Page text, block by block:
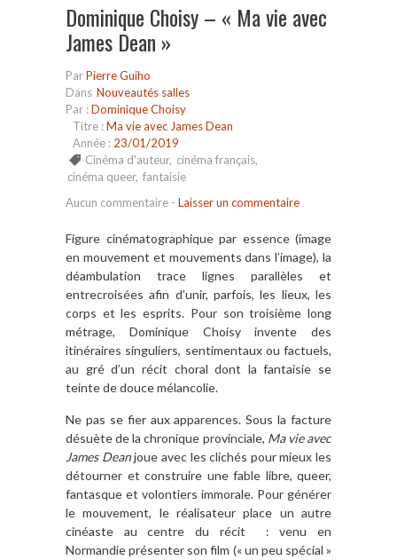
Dominique Choisy – « Ma vie avec
James Dean »
ParPierre Guiho
Dans Nouveautés salles
Par :Dominique Choisy
Titre :Ma vie avec James Dean
Année : 23/01/2019
Cinéma d'auteur, cinéma français,
cinéma queer, fantaisie
Aucun commentaire - Laisser un commentaire
Figure cinématographique par essence (image
en mouvement et mouvements dans l’image), la
déambulation trace lignes parallèles et
entrecroisées afin d’unir, parfois, les lieux, les
corps et les esprits. Pour son troisième long
métrage, Dominique Choisy invente des
itinéraires singuliers, sentimentaux ou factuels,
au gré d’un récit choral dont la fantaisie se
teinte de douce mélancolie.
Ne pas se fier aux apparences. Sous la facture
désuète de la chronique provinciale, Ma vie avec
James Deanjoue avec les clichés pour mieux les
détourner et construire une fable libre, queer,
fantasque et volontiers immorale. Pour générer
le mouvement, le réalisateur place un autre
cinéaste au centre du récit : venu en
Normandie présenter son film (« un peu spécial »